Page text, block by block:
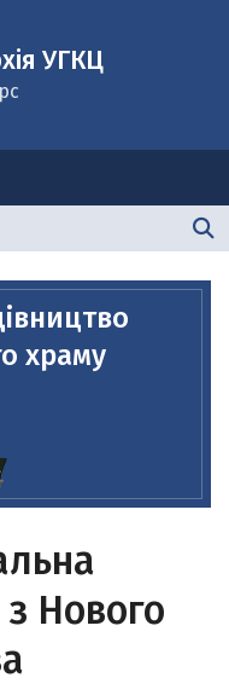
УГКЦ
храму
з Нового